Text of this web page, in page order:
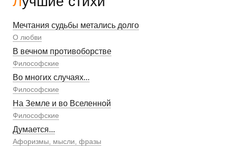
Мечтания судьбы метались долго
О любви
В вечном противоборстве
Философские
Во многих случаях...
Философские
На Земле и во Вселенной
Философские
Думается...
Афоризмы, мысли, фразы